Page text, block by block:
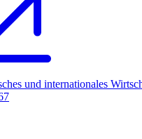
und internationales